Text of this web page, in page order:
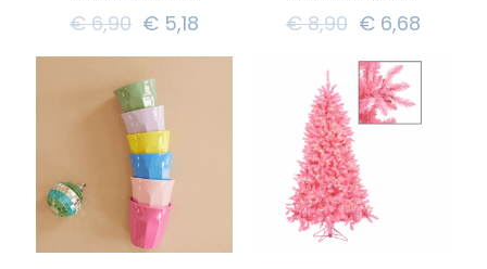
€6,90 € 5,18 €8,90 €6,68